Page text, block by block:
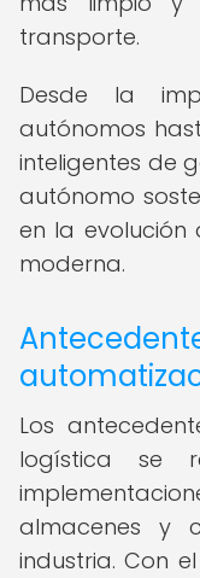
transporte.
Desde la
autónomos
inteligentes de
autónomo
en la
moderna.
Los
logística se
almacenes y
industria. Con